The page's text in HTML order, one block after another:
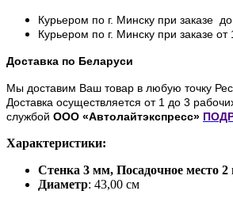
Курьером по г. Минску при заказе
Курьером по г. Минску при заказе
Доставка по Беларуси
Мы доставим Ваш товар в любую точку
Доставка осуществляется от 1 до 3
службой ООО «Автолайтэкспресс»
Характеристики:
Стенка 3 мм, Посадочное место
Диаметр: 43,00 см